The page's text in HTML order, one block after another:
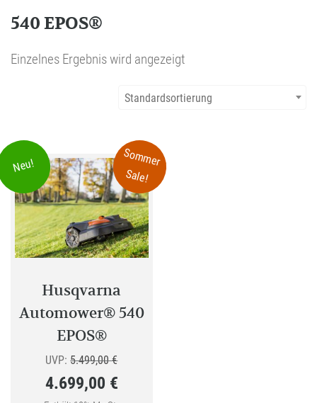
540 EPOS®
Einzelnes Ergebnis wird angezeigt
Standardsortierung
Sommer
Sale!
Neu!
Husqvarna
Automower® 540
EPOS®
UVP: 5.499,00€Ursprünglicher
Preis
4.699,00 €